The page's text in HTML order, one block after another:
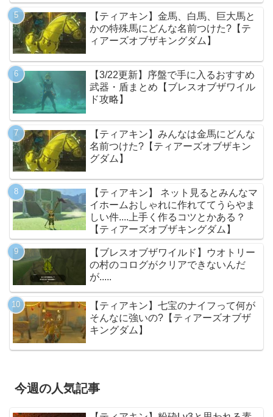
ム】
【ティアキン】金馬、白馬、巨大馬と
かの特殊馬にどんな名前つけた?【テ
ィアーズオブザキングダム】
【3/22更新】序盤で手に入るおすすめ
武器・盾まとめ【ブレスオブザワイル
ド攻略】
【ティアキン】みんなは金馬にどんな
名前つけた?【ティアーズオブザキン
グダム】
【ティアキン】 ネット見るとみんなマ
イホームおしゃれに作れててうらやま
しい件....上手く作るコツとかある？
【ティアーズオブザキングダム】
【ブレスオブザワイルド】ウオトリー
の村のコログがクリアできないんだ
が.....
【ティアキン】七宝のナイフって何が
そんなに強いの?【ティアーズオブザ
キングダム】
今週の人気記事